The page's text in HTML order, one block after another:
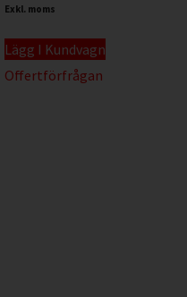
Exkl. moms
Lägg I Kundvagn
Offertförfrågan